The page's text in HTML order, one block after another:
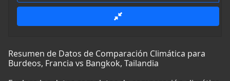
Resumen de Datos de Comparación Climática para
Burdeos, Francia vs Bangkok, Tailandia